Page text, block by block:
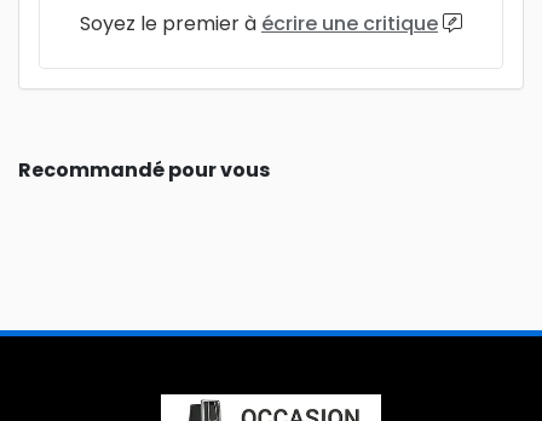
Soyez le premier à écrire une critique
Recommandé pour vous